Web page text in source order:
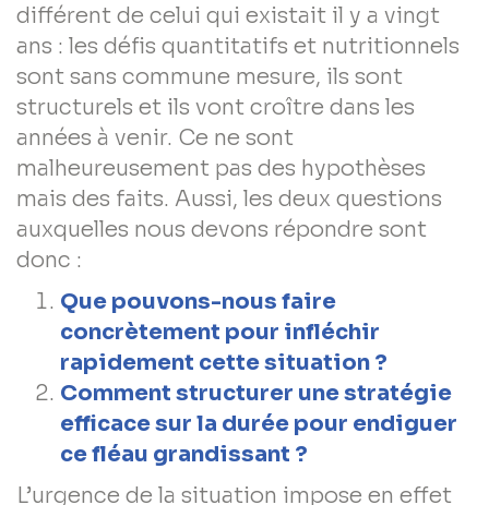
différent de celui qui existait il y a vingt
ans : les défis quantitatifs et nutritionnels
sont sans commune mesure, ils sont
structurels et ils vont croître dans les
années à venir. Ce ne sont
malheureusement pas des hypothèses
mais des faits. Aussi, les deux questions
auxquelles nous devons répondre sont
donc :
Que pouvons-nous faire
concrètement pour infléchir
rapidement cette situation ?
Comment structurer une stratégie
efficace sur la durée pour endiguer
ce fléau grandissant ?
L’urgence de la situation impose en effet